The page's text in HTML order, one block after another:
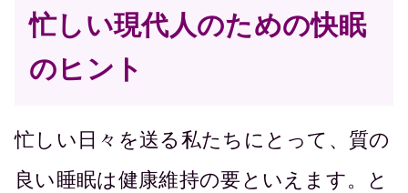
忙しい現代人のための快眠
のヒント
忙しい日々を送る私たちにとって、質の
良い睡眠は健康維持の要といえます。と